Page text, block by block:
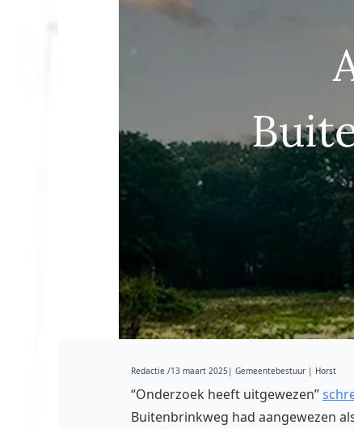
Redactie /13 maart 2025 | Gemeentebestuur | Horst
“Onderzoek heeft uitgewezen”
Buitenbrinkweg had aangewezen